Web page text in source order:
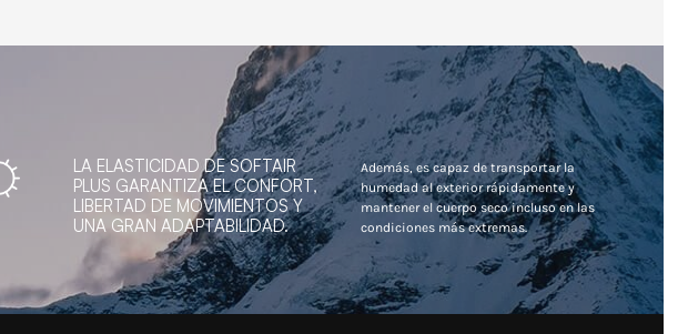
LA ELASTICIDAD DE SOFTAIR
PLUS GARANTIZA EL CONFORT,
LIBERTAD DE MOVIMIENTOS Y
UNA GRAN ADAPTABILIDAD.
Además, es capaz de transportar la
humedad al exterior rápidamente y
mantener el cuerpo seco incluso en las
condiciones más extremas.